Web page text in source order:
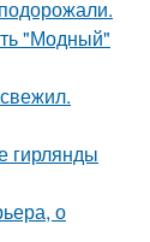
"Модный"
гирлянды
о